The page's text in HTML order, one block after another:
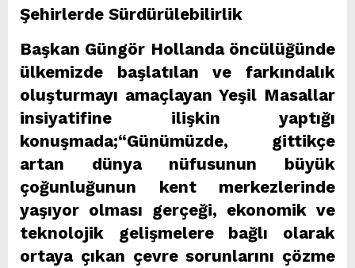
Şehirlerde Sürdürülebilirlik
Başkan Güngör Hollanda öncülüğünde
ülkemizde başlatılan ve farkındalık
oluşturmayı amaçlayan Yeşil Masallar
insiyatifine ilişkin yaptığı
konuşmada;“Günümüzde, gittikçe
artan dünya nüfusunun büyük
çoğunluğunun kent merkezlerinde
yaşıyor olması gerçeği, ekonomik ve
teknolojik gelişmelere bağlı olarak
ortaya çıkan çevre sorunlarını çözme